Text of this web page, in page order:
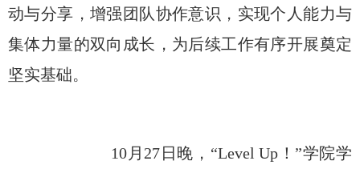
动与分享，增强团队协作意识，实现个人能力与
集体力量的双向成长 ， 为后续工作有序开展奠定
坚实基础。
10 月 27 日晚， “Level Up ！”学院学